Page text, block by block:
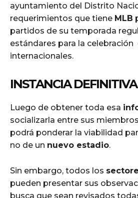
ayuntamiento del Distrito
requerimientos que tiene MLB
partidos de su temporada
estándares para la celebración
internacionales.
INSTANCIA DEFINITIVA
Luego de obtener toda esa
socializarla entre sus
podrá ponderar la viabilidad
no de un nuevo estadio.
Sin embargo, todos los
pueden presentar sus
busca que sean revisados